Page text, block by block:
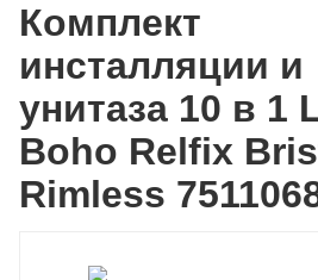
Комплект
инсталляции и
унитаза 10 в 1
Boho Relfix
Rimless